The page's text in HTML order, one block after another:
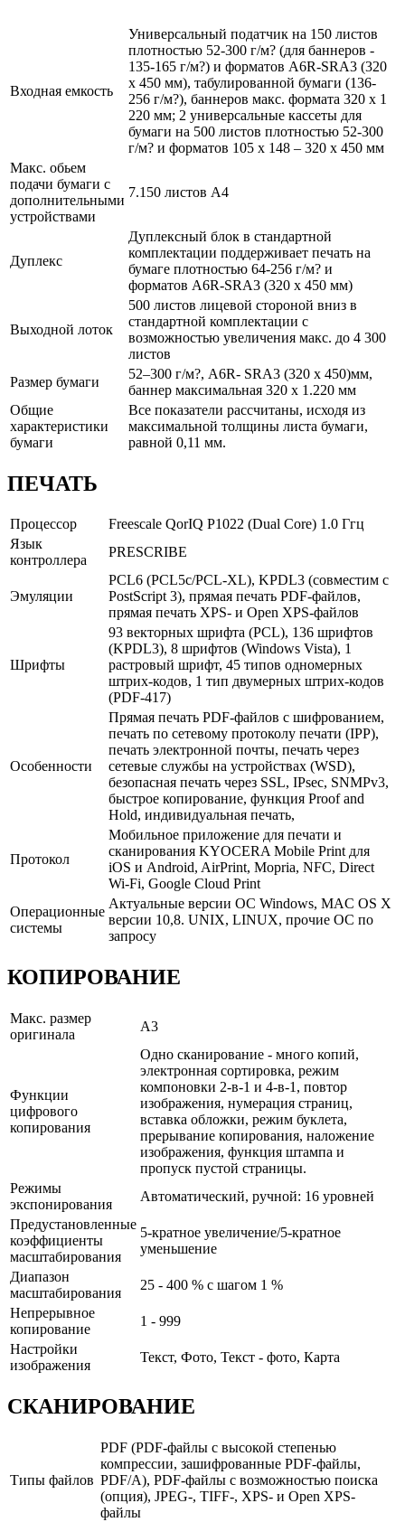
Входная емкость
Универсальный податчик на 150 листов
плотностью 52-300 г/м? (для баннеров -
135-165 г/м?) и форматов A6R-SRA3 (320
x 450 мм), табулированной бумаги (136-
256 г/м?), баннеров макс. формата 320 х 1
220 мм; 2 универсальные кассеты для
бумаги на 500 листов плотностью 52-300
г/м? и форматов 105 x 148 – 320 x 450 мм
Макс. обьем
подачи бумаги с
дополнительными
устройствами
7.150 листов A4
Дуплекс
Дуплексный блок в стандартной
комплектации поддерживает печать на
бумаге плотностью 64-256 г/м? и
форматов A6R-SRA3 (320 x 450 мм)
Выходной лоток
500 листов лицевой стороной вниз в
стандартной комплектации с
возможностью увеличения макс. до 4 300
листов
Размер бумаги
52–300 г/м?, A6R- SRA3 (320 x 450)мм,
баннер максимальная 320 x 1.220 мм
Общие
характеристики
бумаги
Все показатели рассчитаны, исходя из
максимальной толщины листа бумаги,
равной 0,11 мм.
ПЕЧАТЬ
Процессор
Freescale QorIQ P1022 (Dual Core) 1.0 Ггц
Язык
контроллера
PRESCRIBE
Эмуляции
PCL6 (PCL5c/PCL-XL), KPDL3 (совместим с
PostScript 3), прямая печать PDF-файлов,
прямая печать XPS- и Open XPS-файлов
Шрифты
93 векторных шрифта (PCL), 136 шрифтов
(KPDL3), 8 шрифтов (Windows Vista), 1
растровый шрифт, 45 типов одномерных
штрих-кодов, 1 тип двумерных штрих-кодов
(PDF-417)
Особенности
Прямая печать PDF-файлов c шифрованием,
печать по сетевому протоколу печати (IPP),
печать электронной почты, печать через
сетевые службы на устройствах (WSD),
безопасная печать через SSL, IPsec, SNMPv3,
быстрое копирование, функция Proof and
Hold, индивидуальная печать,
Протокол
Мобильное приложение для печати и
сканирования KYOCERA Mobile Print для
iOS и Android, AirPrint, Mopria, NFC, Direct
Wi-Fi, Google Cloud Print
Операционные
системы
Актуальные версии ОС Windows, MAC OS X
версии 10,8. UNIX, LINUX, прочие ОС по
запросу
КОПИРОВАНИЕ
Макс. размер
оригинала
A3
Функции
цифрового
копирования
Одно сканирование - много копий,
электронная сортировка, режим
компоновки 2-в-1 и 4-в-1, повтор
изображения, нумерация страниц,
вставка обложки, режим буклета,
прерывание копирования, наложение
изображения, функция штампа и
пропуск пустой страницы.
Режимы
экспонирования
Автоматический, ручной: 16 уровней
Предустановленные
коэффициенты
масштабирования
5-кратное увеличение/5-кратное
уменьшение
Диапазон
масштабирования
25 - 400 % с шагом 1 %
Непрерывное
копирование
1 - 999
Настройки
изображения
Текст, Фото, Текст - фото, Карта
СКАНИРОВАНИЕ
Типы файлов
PDF (PDF-файлы с высокой степенью
компрессии, зашифрованные PDF-файлы,
PDF/A), PDF-файлы с возможностью поиска
(опция), JPEG-, TIFF-, XPS- и Open XPS-
файлы